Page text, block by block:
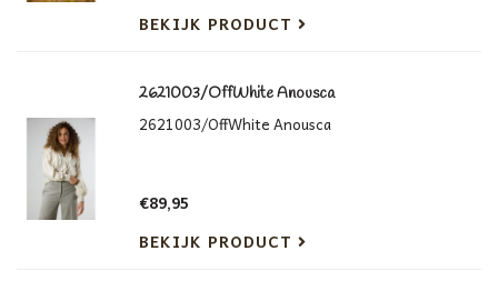
BEKIJK PRODUCT
2621003/OffWhite Anousca
2621003/OffWhite Anousca
€89,95
BEKIJK PRODUCT